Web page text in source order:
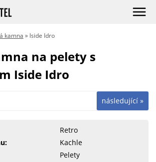
kamna » Iside Idro
na pelety s
Iside Idro
následující »
Retro
Kachle
Pelety